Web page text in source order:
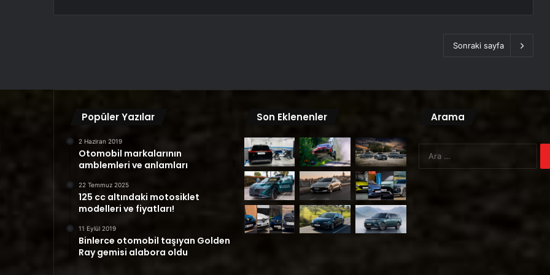
Sonraki sayfa
Popüler Yazılar
2 Haziran 2019
Otomobil markalarının
amblemleri ve anlamları
22 Temmuz 2025
125 cc altındaki motosiklet
modelleri ve fiyatları!
11 Eylül 2019
Binlerce otomobil taşıyan Golden
Ray gemisi alabora oldu
Son Eklenenler Arama